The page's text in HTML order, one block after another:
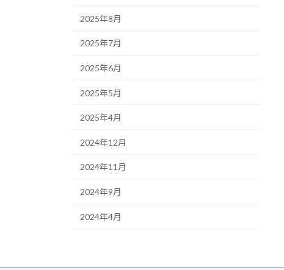
2025年8月
2025年7月
2025年6月
2025年5月
2025年4月
2024年12月
2024年11月
2024年9月
2024年4月